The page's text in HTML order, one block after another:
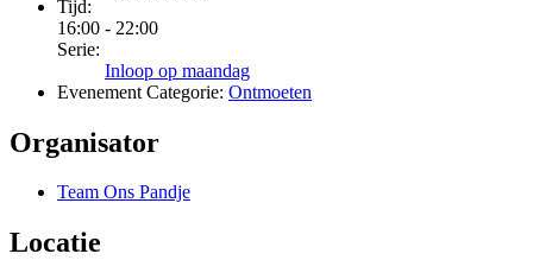
Tijd:
16:00 - 22:00
Serie:
Inloop op maandag
Evenement Categorie: Ontmoeten
Organisator
Team Ons Pandje
Locatie